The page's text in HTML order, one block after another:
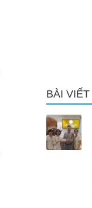
BÀI